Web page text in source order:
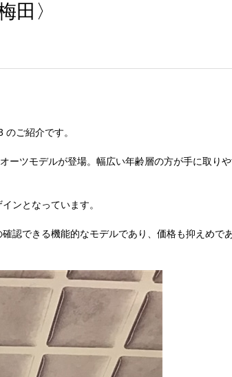
田〉
ご紹介です。
ーツモデルが登場。幅広い年齢層の方が手に取り
ンとなっています。
認できる機能的なモデルであり、価格も抑えめで